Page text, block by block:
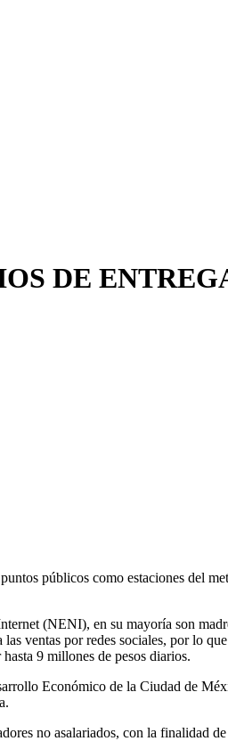
DE
públicos como estaciones del
(NENI), en su mayoría son
ventas por redes sociales, por lo
9 millones de pesos diarios.
Económico de la Ciudad de
no asalariados, con la finalidad